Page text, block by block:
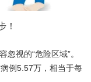
！
视的“危险区域”。
例5.57万，相当于每